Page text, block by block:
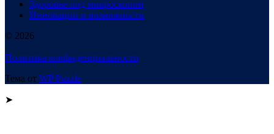
Здоровье под микроскопом
Инновации и возможности
© 2026
Политика конфиденциальности
Тема от WP Puzzle
➤